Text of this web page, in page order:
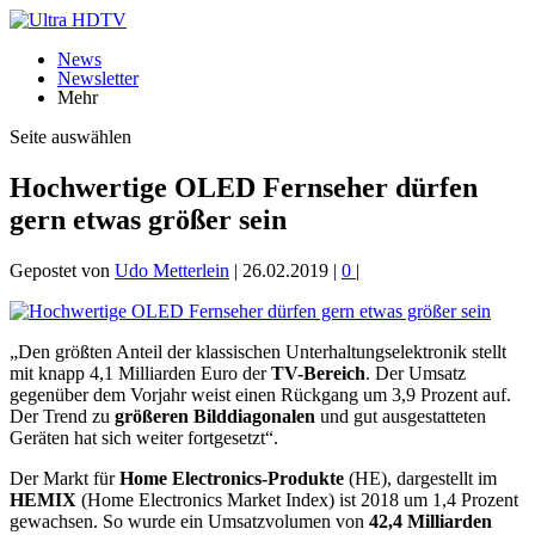
News
Newsletter
Mehr
Seite auswählen
Hochwertige OLED Fernseher dürfen
gern etwas größer sein
Gepostet von Udo Metterlein | 26.02.2019 | 0 |
„Den größten Anteil der klassischen Unterhaltungselektronik stellt
mit knapp 4,1 Milliarden Euro derTV-Bereich. Der Umsatz
gegenüber dem Vorjahr weist einen Rückgang um 3,9 Prozent auf.
Der Trend zu größeren Bilddiagonalen und gut ausgestatteten
Geräten hat sich weiter fortgesetzt“.
Der Markt fürHome Electronics-Produkte (HE), dargestellt im
HEMIX (Home Electronics Market Index) ist 2018 um 1,4 Prozent
gewachsen. So wurde ein Umsatzvolumen von 42,4 Milliarden